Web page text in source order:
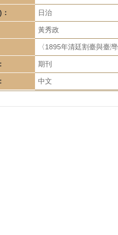
日治
黃秀政
〈1895年清廷割臺與臺
期刊
中文